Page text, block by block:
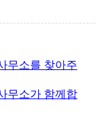
무소를 찾아주
무소가 함께합